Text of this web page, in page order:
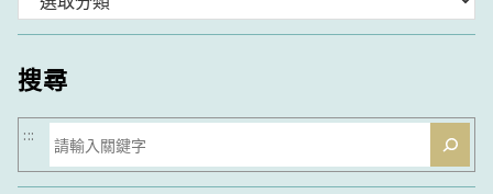
類
搜尋
搜
尋
:::